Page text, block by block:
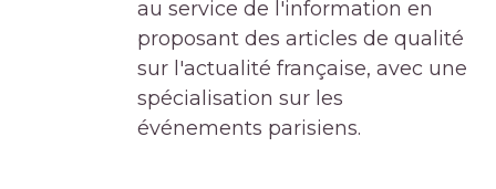
au service de l'information en
proposant des articles de qualité
sur l'actualité française, avec une
spécialisation sur les
événements parisiens.